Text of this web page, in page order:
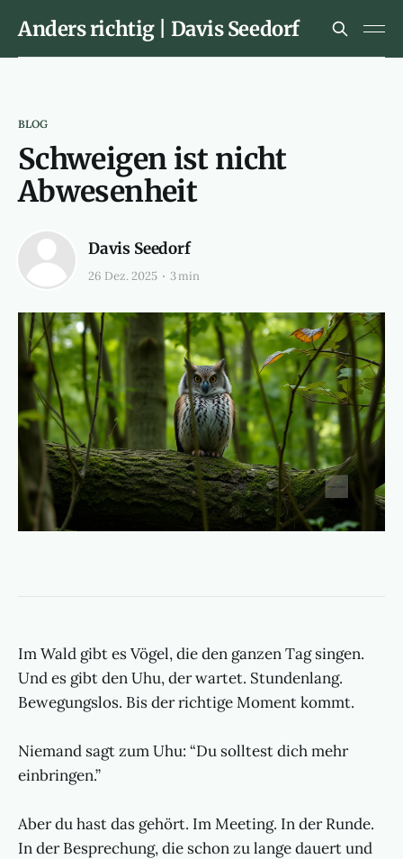
Anders richtig | Davis Seedorf
BLOG
Schweigen ist nicht
Abwesenheit
Davis Seedorf
26 Dez. 2025 3 min
Im Wald gibt es Vögel, die den ganzen Tag singen.
Und es gibt den Uhu, der wartet. Stundenlang.
Bewegungslos. Bis der richtige Moment kommt.
Niemand sagt zum Uhu: “Du solltest dich mehr
einbringen.”
Aber du hast das gehört. Im Meeting. In der Runde.
In der Besprechung, die schon zu lange dauert und